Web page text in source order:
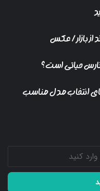
بازار/ عکس
نارس حیاتی است؟
انتخاب مدل مناسب